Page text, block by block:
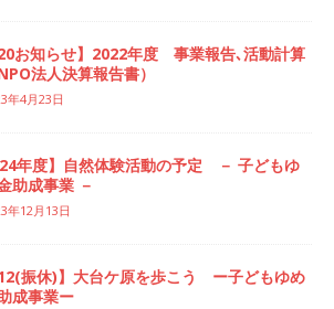
20お知らせ】2022年度 事業報告､活動計算
法人決算報告書）
年4月23日
年度】自然体験活動の予定 － 子どもゆ
助成事業 －
年12月13日
12(振休)】大台ケ原を歩こう ー子どもゆめ
成事業ー